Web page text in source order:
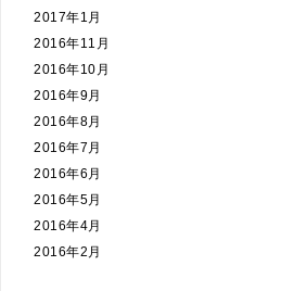
2017年1月
2016年11月
2016年10月
2016年9月
2016年8月
2016年7月
2016年6月
2016年5月
2016年4月
2016年2月